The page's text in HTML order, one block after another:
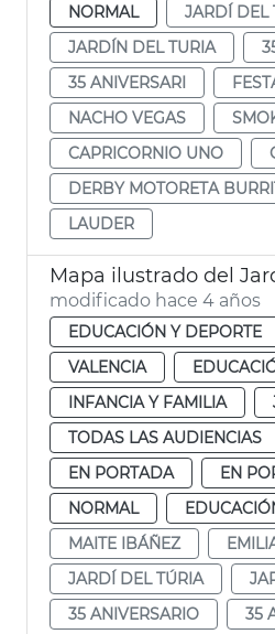
NORMAL
JARDÍ DEL
JARDÍN DEL TURIA
35 ANIVERSARI
NACHO VEGAS
CAPRICORNIO UNO
DERBY MOTORETA
LAUDER
Mapa ilustrado del
modificado hace 4 años
EDUCACIÓN Y DEPORTE
VALENCIA
INFANCIA Y FAMILIA
TODAS LAS AUDIENCIAS
EN PORTADA
EN
NORMAL
MAITE IBÁÑEZ
JARDÍ DEL TÚRIA
35 ANIVERSARIO
35